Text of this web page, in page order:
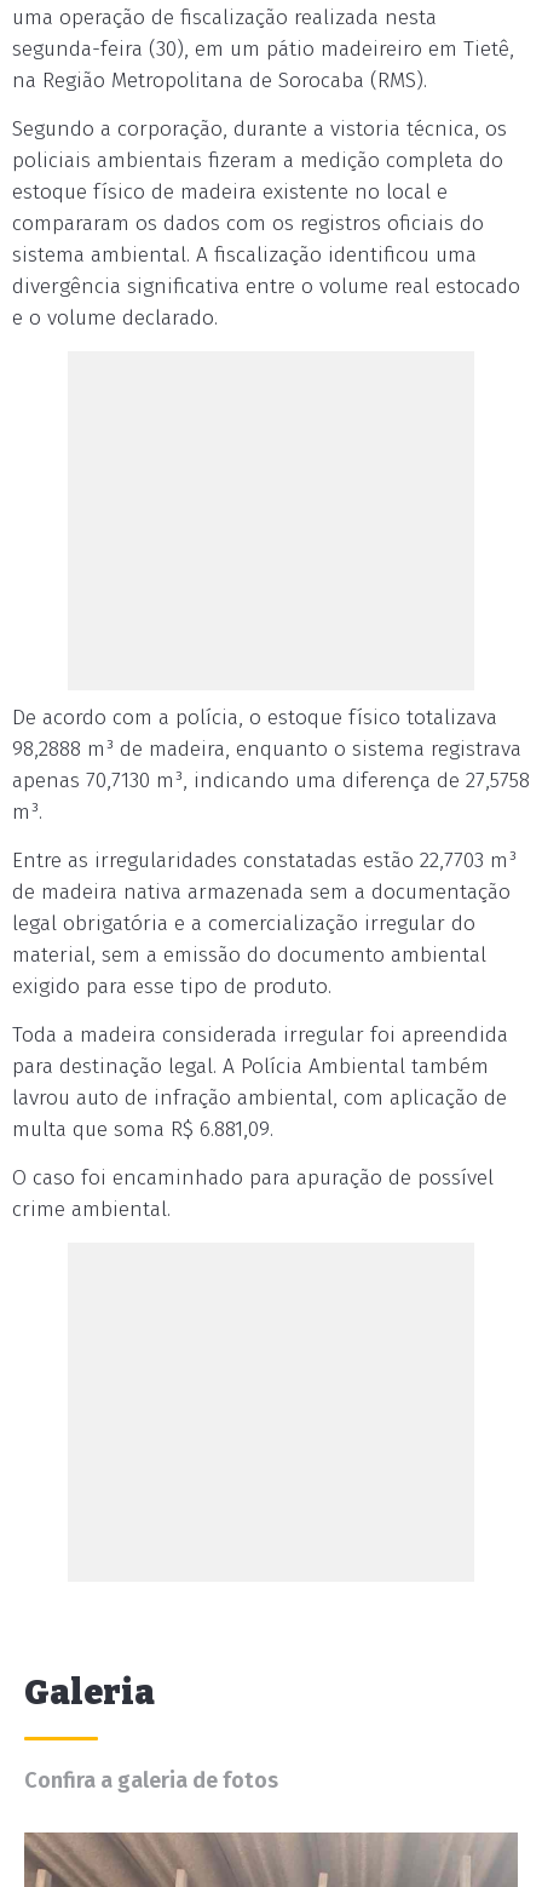
uma operação de fiscalização realizada nesta
segunda-feira (30), em um pátio madeireiro em Tietê,
na Região Metropolitana de Sorocaba (RMS).
Segundo a corporação, durante a vistoria técnica, os
policiais ambientais fizeram a medição completa do
estoque físico de madeira existente no local e
compararam os dados com os registros oficiais do
sistema ambiental. A fiscalização identificou uma
divergência significativa entre o volume real estocado
e o volume declarado.
De acordo com a polícia, o estoque físico totalizava
98,2888 m³ de madeira, enquanto o sistema registrava
apenas 70,7130 m³, indicando uma diferença de 27,5758
m³.
Entre as irregularidades constatadas estão 22,7703 m³
de madeira nativa armazenada sem a documentação
legal obrigatória e a comercialização irregular do
material, sem a emissão do documento ambiental
exigido para esse tipo de produto.
Toda a madeira considerada irregular foi apreendida
para destinação legal. A Polícia Ambiental também
lavrou auto de infração ambiental, com aplicação de
multa que soma R$ 6.881,09.
O caso foi encaminhado para apuração de possível
crime ambiental.
Galeria
Confira a galeria de fotos